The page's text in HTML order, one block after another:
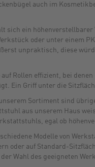
auch im
sich ein
oder unter einem
unpraktisch, diese
Rollen effizient, bei
Ein Griff unter die
Sortiment sind
aus unserem Haus
egal ob
Modelle von
oder auf Standard-
Wahl des geeigneten